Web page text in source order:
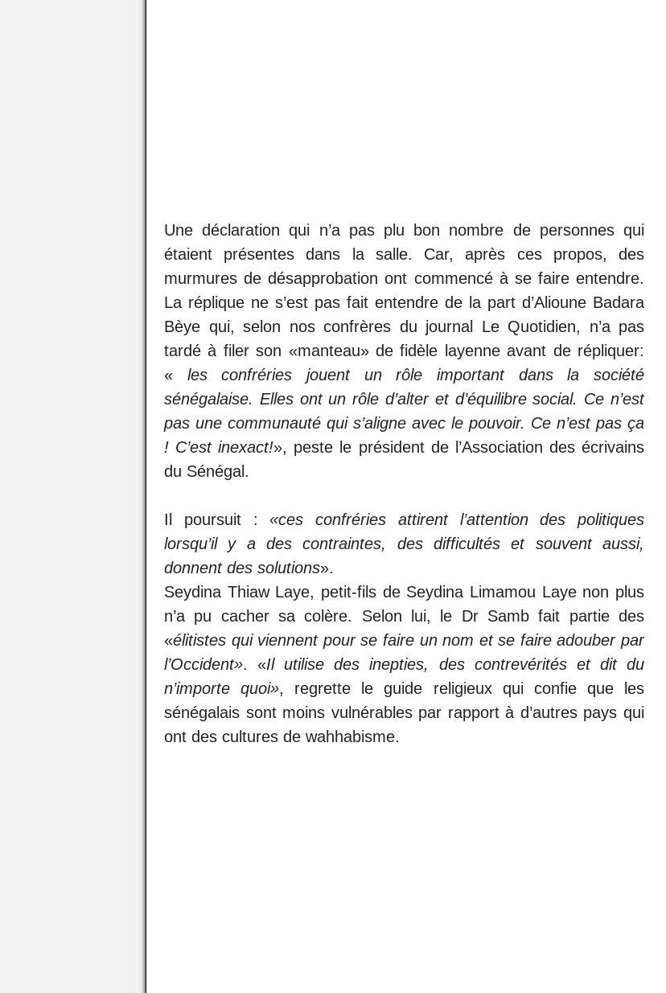
Une déclaration qui n’a pas plu bon nombre de personnes qui
étaient présentes dans la salle. Car, après ces propos, des
murmures de désapprobation ont commencé à se faire entendre.
La réplique ne s’est pas fait entendre de la part d’Alioune Badara
Bèye qui, selon nos confrères du journal Le Quotidien, n’a pas
tardé à filer son «manteau» de fidèle layenne avant de répliquer:
« les confréries jouent un rôle important dans la société
sénégalaise. Elles ont un rôle d’alter et d’équilibre social. Ce n’est
pas une communauté qui s’aligne avec le pouvoir. Ce n’est pas ça
! C’est inexact!», peste le président de l’Association des écrivains
du Sénégal.
Il poursuit :«ces confréries attirent l’attention des politiques
lorsqu’il y a des contraintes, des difficultés et souvent aussi,
donnent des solutions».
Seydina Thiaw Laye, petit-fils de Seydina Limamou Laye non plus
n’a pu cacher sa colère. Selon lui, le Dr Samb fait partie des
«élitistes qui viennent pour se faire un nom et se faire adouber par
l’Occident». «Il utilise des inepties, des contrevérités et dit du
n’importe quoi», regrette le guide religieux qui confie que les
sénégalais sont moins vulnérables par rapport à d’autres pays qui
ont des cultures de wahhabisme.